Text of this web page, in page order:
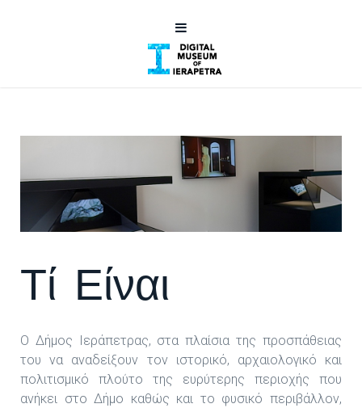
Τί Είναι
Ο Δήμος Ιεράπετρας, στα πλαίσια της προσπάθειας
του να αναδείξουν τον ιστορικό, αρχαιολογικό και
πολιτισμικό πλούτο της ευρύτερης περιοχής που
ανήκει στο Δήμο καθώς και το φυσικό περιβάλλον,